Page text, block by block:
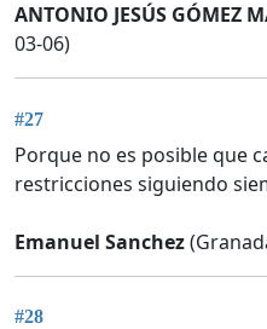
ANTONIO JESÚS GÓMEZ
03-06)
#27
Porque no es posible que
restricciones siguiendo
Emanuel Sanchez
#28